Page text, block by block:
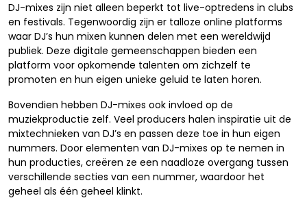
DJ-mixes zijn niet alleen beperkt tot live-optredens in clubs
en festivals. Tegenwoordig zijn er talloze online platforms
waar DJ’s hun mixen kunnen delen met een wereldwijd
publiek. Deze digitale gemeenschappen bieden een
platform voor opkomende talenten om zichzelf te
promoten en hun eigen unieke geluid te laten horen.
Bovendien hebben DJ-mixes ook invloed op de
muziekproductie zelf. Veel producers halen inspiratie uit de
mixtechnieken van DJ’s en passen deze toe in hun eigen
nummers. Door elementen van DJ-mixes op te nemen in
hun producties, creëren ze een naadloze overgang tussen
verschillende secties van een nummer, waardoor het
geheel als één geheel klinkt.